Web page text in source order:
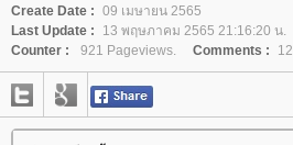
Create Date : 09 เมษายน 2565
Last Update :
13 พฤษภาคม 2565 21:16:20 น.
Counter :
921 Pageviews. Comments : 12